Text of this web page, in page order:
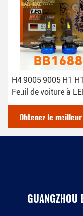
H4 9005 9005 H1
Feuil de voiture à
fer Bulbe Blanc
automobiles haute
puissance
Obtenez le
GUANGZHOU